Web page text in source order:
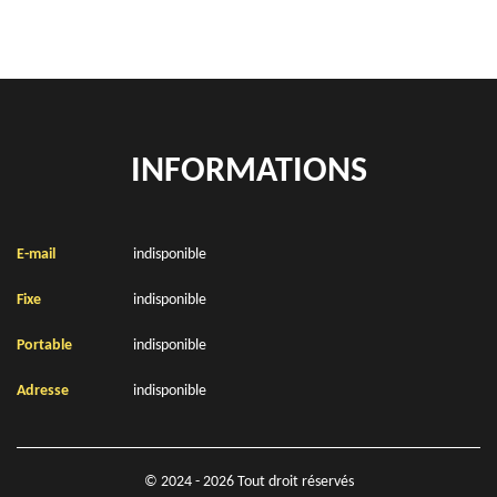
INFORMATIONS
E-mail indisponible
Fixe indisponible
Portable indisponible
Adresse indisponible
© 2024 - 2026 Tout droit réservés